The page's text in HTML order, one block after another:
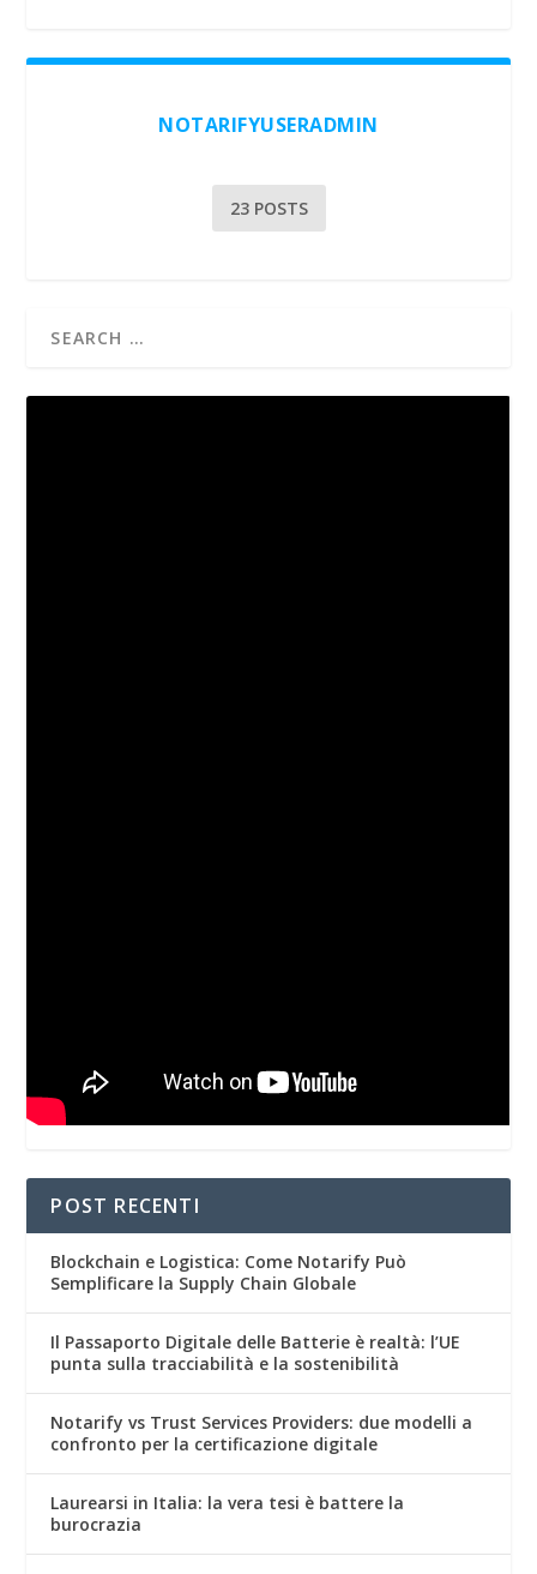
NOTARIFYUSERADMIN
23 POSTS
POST RECENTI
Blockchain e Logistica: Come Notarify Può
Semplificare la Supply Chain Globale
Il Passaporto Digitale delle Batterie è realtà: l’UE
punta sulla tracciabilità e la sostenibilità
Notarify vs Trust Services Providers: due modelli a
confronto per la certificazione digitale
Laurearsi in Italia: la vera tesi è battere la
burocrazia